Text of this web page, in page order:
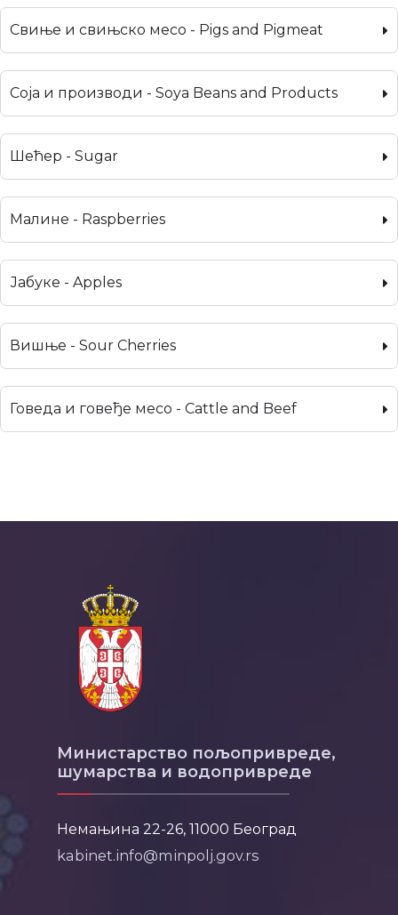
Свиње и свињско месо - Pigs and Pigmeat
Соја и производи - Soya Beans and Products
Шећер - Sugar
Малине - Raspberries
Јабуке - Apples
Вишње - Sour Cherries
Говеда и говеђе месо - Cattle and Beef
Министарство пољопривреде,
шумарства и водопривреде
Немањина 22-26, 11000 Београд
kabinet.info@minpolj.gov.rs